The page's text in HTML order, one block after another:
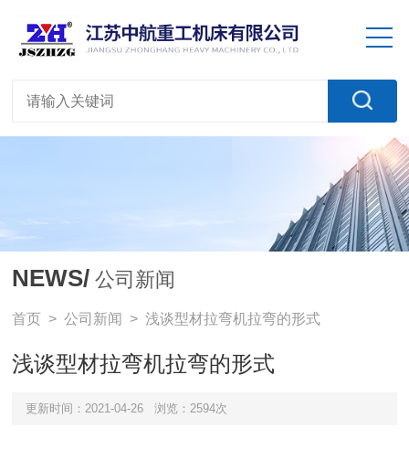
NEWS/ 公司新闻
首页 >公司新闻 > 浅谈型材拉弯机拉弯的形式
浅谈型材拉弯机拉弯的形式
更新时间：2021-04-26 浏览：2594次